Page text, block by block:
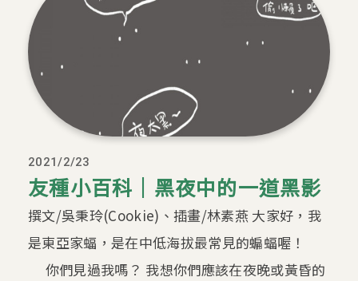
2021/2/23
友種小百科｜黑夜中的一道黑影
撰文/吳秉玲(Cookie)、插畫/林素燕 大家好，我
是東亞家蝠，是在中低海拔最常見的蝙蝠喔！
你們見過我嗎？ 我想你們應該在夜晚或黃昏的